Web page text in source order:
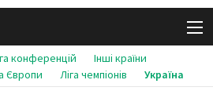
конференцій
Інші країни
Європи Ліга чемпіонів Україна